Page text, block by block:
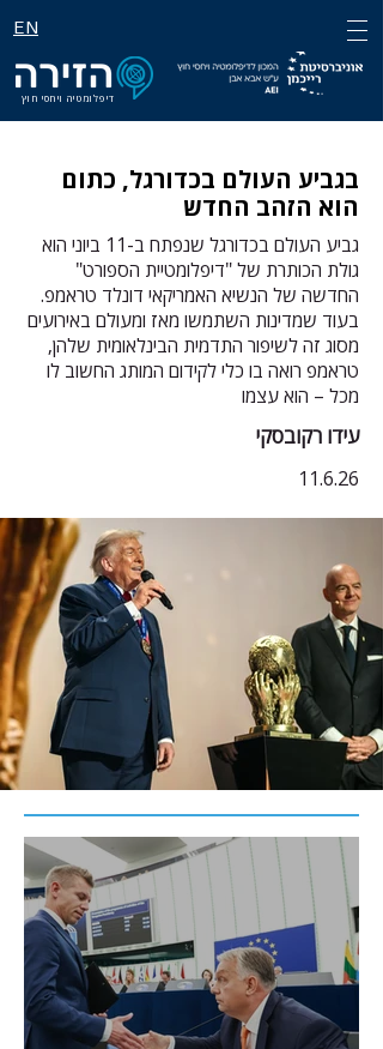
EN
דיפלומטיה ויחסי חוץ
בגביע העולם בכדורגל, כתום
הוא הזהב החדש
גביע העולם בכדורגל שנפתח ב-11 ביוני הוא
גולת הכותרת של "דיפלומטיית הספורט"
החדשה של הנשיא האמריקאי דונלד טראמפ.
בעוד שמדינות השתמשו מאז ומעולם באירועים
מסוג זה לשיפור התדמית הבינלאומית שלהן,
טראמפ רואה בו כלי לקידום המותג החשוב לו
מכל – הוא עצמו
עידו רקובסקי
11.6.26